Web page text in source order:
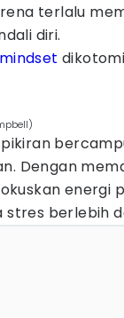
terlalu
diri.
mindset
Dengan
energi
stres berlebih